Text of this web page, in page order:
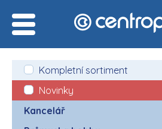
Kompletní sortiment
Novinky
Kancelář